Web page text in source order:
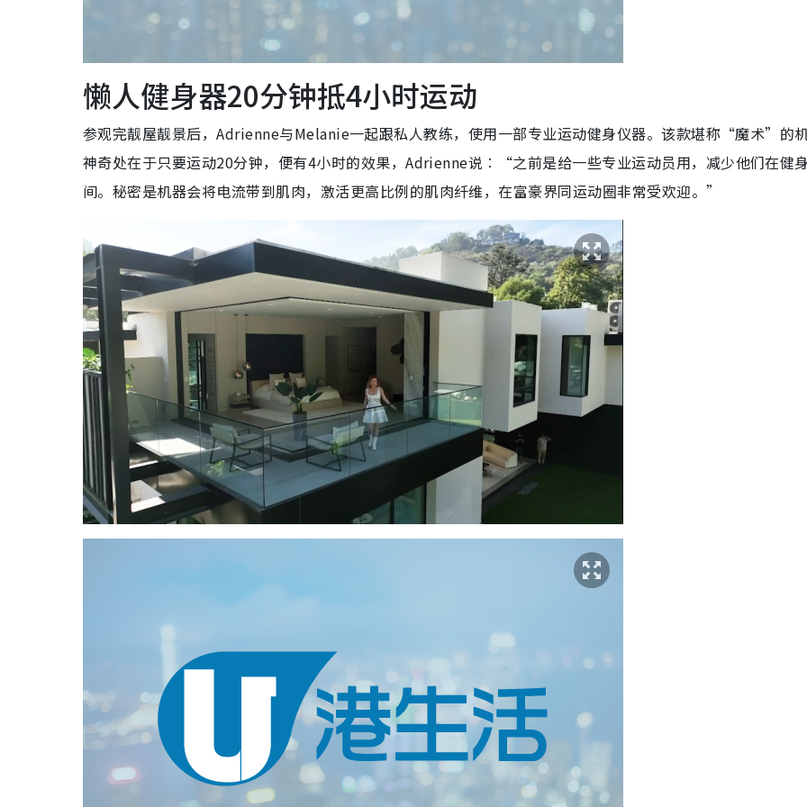
懒人健身器20分钟抵4小时运动
参观完靓屋靓景后，Adrienne与Melanie一起跟私人教练，使用一部专业运动健身仪器。该款堪称“魔术”的机
神奇处在于只要运动20分钟，便有4小时的效果，Adrienne说︰“之前是给一些专业运动员用，减少他们在健
间。秘密是机器会将电流带到肌肉，激活更高比例的肌肉纤维，在富豪界同运动圈非常受欢迎。”